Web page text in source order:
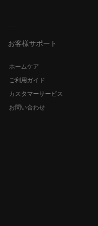
お客様サポート
ホームケア
ご利用ガイド
カスタマーサービス
お問い合わせ